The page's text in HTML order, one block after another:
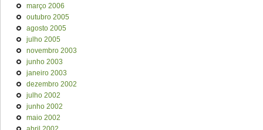
março 2006
outubro 2005
agosto 2005
julho 2005
novembro 2003
junho 2003
janeiro 2003
dezembro 2002
julho 2002
junho 2002
maio 2002